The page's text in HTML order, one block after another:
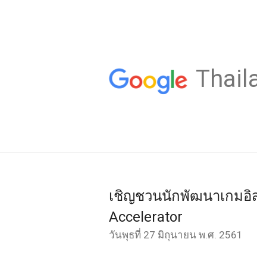
เชิญชวนนักพัฒนาเกมอิ
Accelerator
วันพุธที่ 27 มิถุนายน พ.ศ. 2561